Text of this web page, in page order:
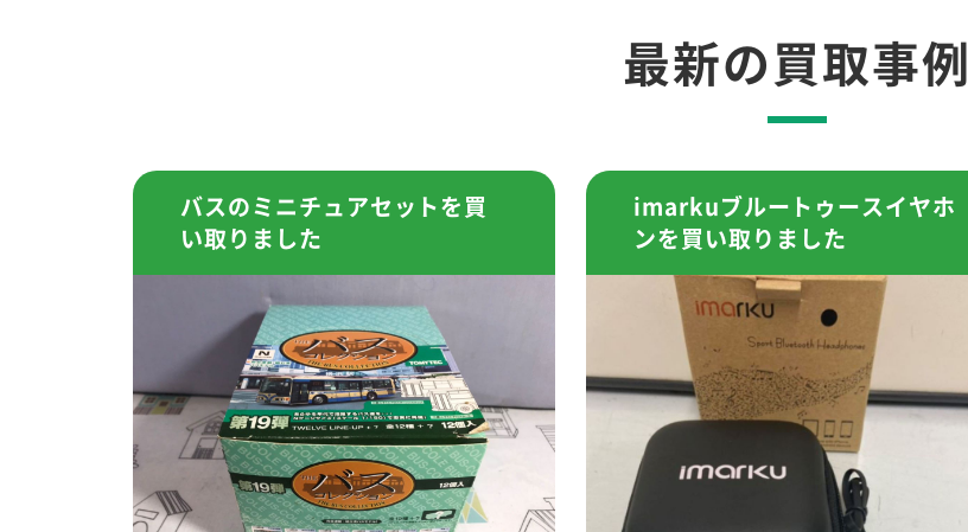
最新の買取事例
バスのミニチュアセットを買
い取りました
imarkuブルートゥースイヤホ
ンを買い取りました